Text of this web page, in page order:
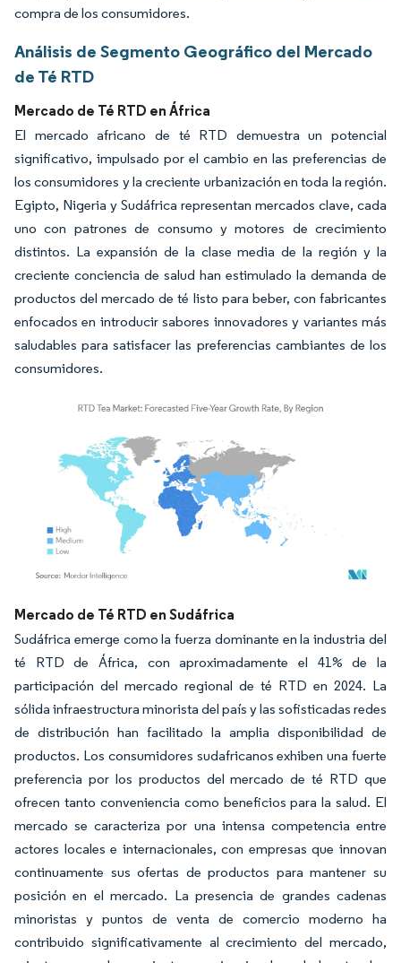
compra de los consumidores.
Análisis de Segmento Geográfico del Mercado
de Té RTD
Mercado de Té RTD en África
El mercado africano de té RTD demuestra un potencial
significativo, impulsado por el cambio en las preferencias de
los consumidores y la creciente urbanización en toda la región.
Egipto, Nigeria y Sudáfrica representan mercados clave, cada
uno con patrones de consumo y motores de crecimiento
distintos. La expansión de la clase media de la región y la
creciente conciencia de salud han estimulado la demanda de
productos del mercado de té listo para beber, con fabricantes
enfocados en introducir sabores innovadores y variantes más
saludables para satisfacer las preferencias cambiantes de los
consumidores.
Imagen © Mordor Intelligence. El uso requiere atribución según CC BY 4.0.
Mercado de Té RTD en Sudáfrica
Sudáfrica emerge como la fuerza dominante en la industria del
té RTD de África, con aproximadamente el 41% de la
participación del mercado regional de té RTD en 2024. La
sólida infraestructura minorista del país y las sofisticadas redes
de distribución han facilitado la amplia disponibilidad de
productos. Los consumidores sudafricanos exhiben una fuerte
preferencia por los productos del mercado de té RTD que
ofrecen tanto conveniencia como beneficios para la salud. El
mercado se caracteriza por una intensa competencia entre
actores locales e internacionales, con empresas que innovan
continuamente sus ofertas de productos para mantener su
posición en el mercado. La presencia de grandes cadenas
minoristas y puntos de venta de comercio moderno ha
contribuido significativamente al crecimiento del mercado,